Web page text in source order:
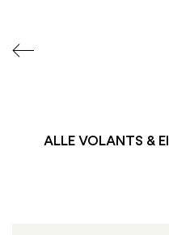
ALLE VOLANTS &